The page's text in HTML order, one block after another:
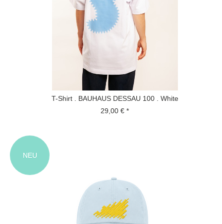
T-Shirt . BAUHAUS DESSAU 100 . White
29,00 € *
NEU